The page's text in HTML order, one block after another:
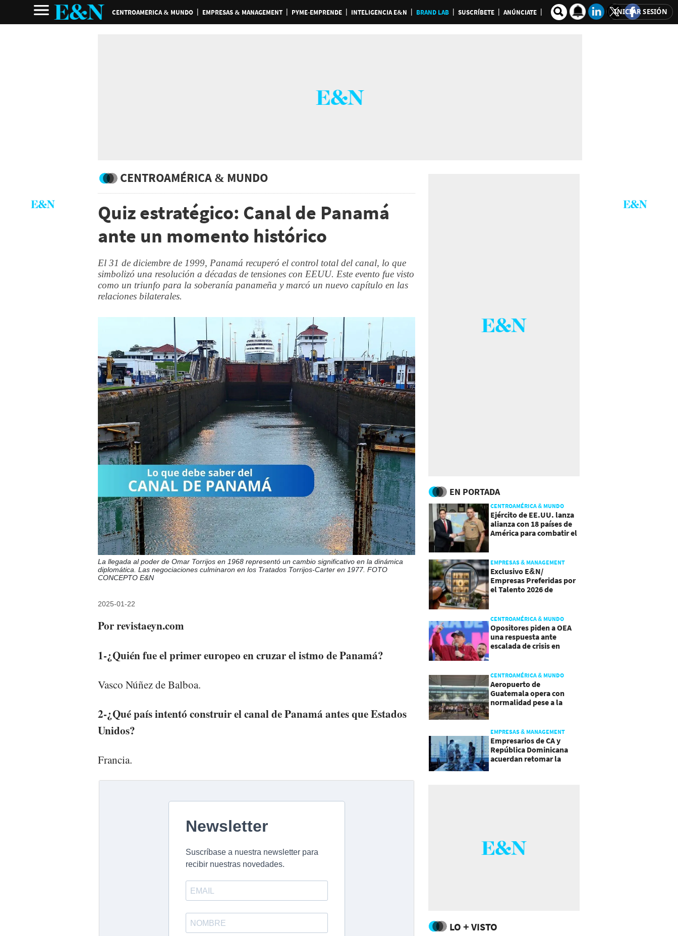
CENTROAMERICA & MUNDO EMPRESAS & MANAGEMENT PYME-EMPRENDE INTELIGENCIA E&N BRAND LAB SUSCRÍBETE ANÚNCIATE INICIAR SESIÓN
CENTROAMÉRICA & MUNDO
Quiz estratégico: Canal de Panamá
ante un momento histórico
El 31 de diciembre de 1999, Panamá recuperó el control total del canal, lo que
simbolizó una resolución a décadas de tensiones con EEUU. Este evento fue visto
como un triunfo para la soberanía panameña y marcó un nuevo capítulo en las
relaciones bilaterales.
La llegada al poder de Omar Torrijos en 1968 representó un cambio significativo en la dinámica
diplomática. Las negociaciones culminaron en los Tratados Torrijos-Carter en 1977. FOTO
CONCEPTO E&N
2025-01-22
Por revistaeyn.com
1-¿Quién fue el primer europeo en cruzar el istmo de Panamá?
Vasco Núñez de Balboa.
2-¿Qué país intentó construir el canal de Panamá antes que Estados
Unidos?
Francia.
EN PORTADA
CENTROAMÉRICA & MUNDO
Ejército de EE.UU. lanza
alianza con 18 países de
América para combatir el
EMPRESAS & MANAGEMENT
Exclusivo E&N/
Empresas Preferidas por
el Talento 2026 de
CENTROAMÉRICA & MUNDO
Opositores piden a OEA
una respuesta ante
escalada de crisis en
CENTROAMÉRICA & MUNDO
Aeropuerto de
Guatemala opera con
normalidad pese a la
EMPRESAS & MANAGEMENT
Empresarios de CA y
República Dominicana
acuerdan retomar la
LO + VISTO